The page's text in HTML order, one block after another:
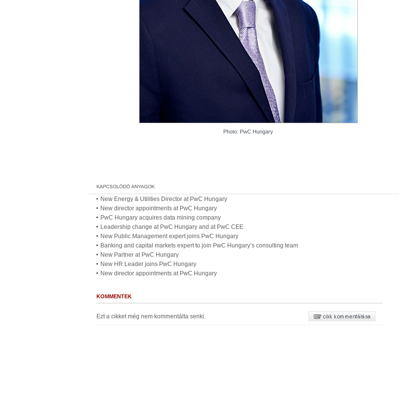
Photo: PwC Hungary
New Energy & Utilities Director at PwC Hungary
New director appointments at PwC Hungary
PwC Hungary acquires data mining company
Leadership change at PwC Hungary and at PwC CEE
New Public Management expert joins PwC Hungary
Banking and capital markets expert to join PwC Hungary’s consulting team
New Partner at PwC Hungary
New HR Leader joins PwC Hungary
New director appointments at PwC Hungary